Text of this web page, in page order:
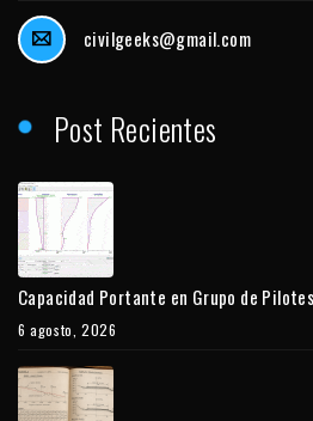
civilgeeks@gmail.com
Post Recientes
Capacidad Portante en Grupo de Pilotes
6 agosto, 2026